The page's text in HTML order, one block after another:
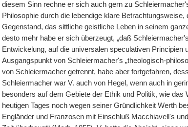
diesem Sinn rechne er sich auch gern zu
Philosophie durch die lebendige klare
Gegenstand, das sittliche geistliche Leben in seinem
desto mehr habe er sich überzeugt, „daß
Entwickelung, auf die universalen speculativen
Ausgangspunkt von Schleiermacher's „theologisch-
von Schleiermacher getrennt, habe aber fortgefahren,
Schleiermacher war V. auch von Hegel, wenn auch in
besonders auf dem Gebiete der Ethik und Politik, wie
heutigen Tages noch wegen seiner Gründlichkeit Werth
Engländer und Franzosen mit Einschluß Macchiavell's